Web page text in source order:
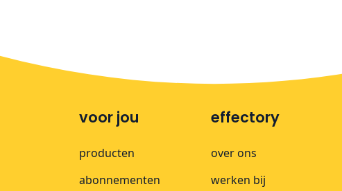
voor jou
producten
abonnementen
effectory
over ons
werken bij